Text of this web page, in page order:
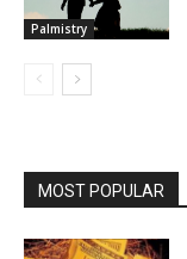
Palmistry
MOST POPULAR